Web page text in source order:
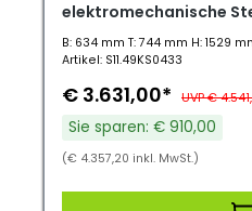
elektromechanische
B: 634 mm T: 744 mm H: 1529
Artikel: S11.49KS0433
€ 3.631,00* UVP €
Sie sparen: € 910,00
(€ 4.357,20 inkl. MwSt.)